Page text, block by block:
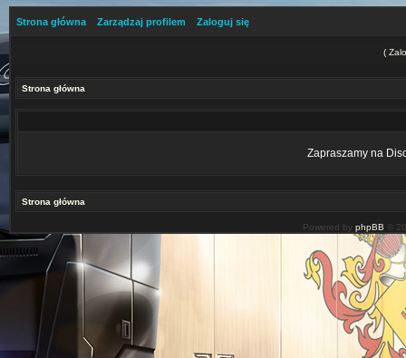
Strona główna Zarządzaj profilem Zaloguj się
(
Strona główna
Zapraszamy na
Strona główna
Powered by phpBB ©